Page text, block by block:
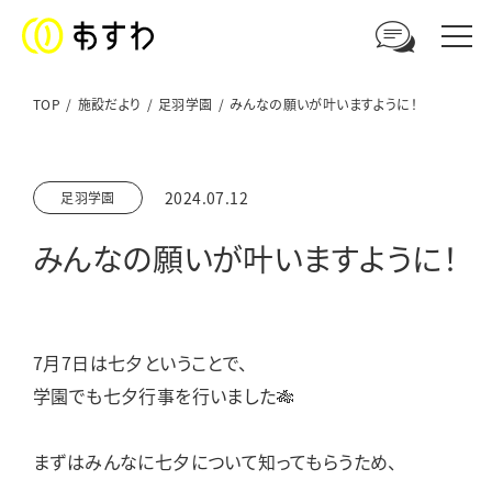
ご相談やお問い合わせはこちら
電話からのお問い合わせ
ウェブからのお問い合わせ
TOP 施設だより 足羽学園 みんなの願いが叶いますように！
足羽学園 2024.07.12
みんなの願いが叶いますように！
7月7日は七夕ということで、
学園でも七夕行事を行いました🎋
まずはみんなに七夕について知ってもらうため、